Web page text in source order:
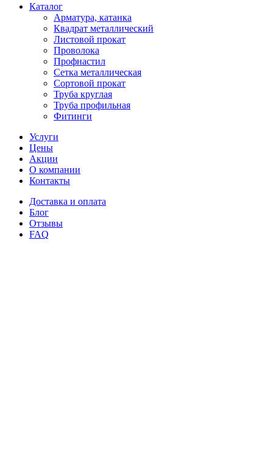
Каталог
Арматура, катанка
Квадрат металлический
Листовой прокат
Проволока
Профнастил
Сетка металлическая
Сортовой прокат
Труба круглая
Труба профильная
Фитинги
Услуги
Цены
Акции
О компании
Контакты
Доставка и оплата
Блог
Отзывы
FAQ